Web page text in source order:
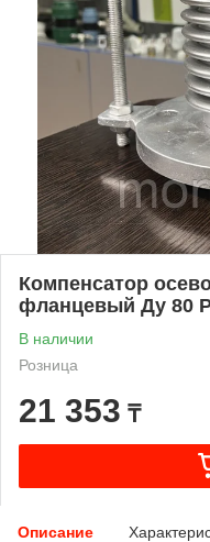
Компенсатор
фланцевый Ду 80
В наличии
Розница
21 353 ₸
Описание